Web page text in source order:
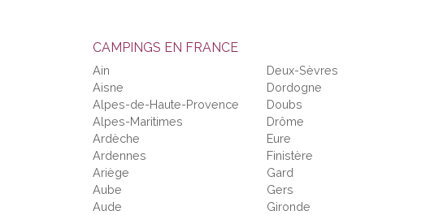
CAMPINGS EN FRANCE
Ain
Aisne
Alpes-de-Haute-Provence
Alpes-Maritimes
Ardèche
Ardennes
Ariège
Aube
Aude
Deux-Sèvres
Dordogne
Doubs
Drôme
Eure
Finistère
Gard
Gers
Gironde